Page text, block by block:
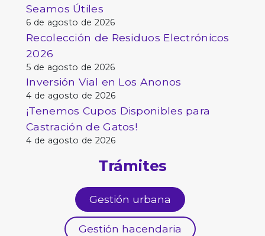
Seamos Útiles
6 de agosto de 2026
Recolección de Residuos Electrónicos
2026
5 de agosto de 2026
Inversión Vial en Los Anonos
4 de agosto de 2026
¡Tenemos Cupos Disponibles para
Castración de Gatos!
4 de agosto de 2026
Trámites
Gestión urbana
Gestión hacendaria